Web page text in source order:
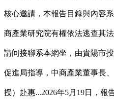
核心邀請，本報告目錄與內容
商產業研究院有權依法逃查其
請间接聯系本網坐，由貴陽市
促進局指導，中商產業董事長
授）赴惠...2026年5月19日，報